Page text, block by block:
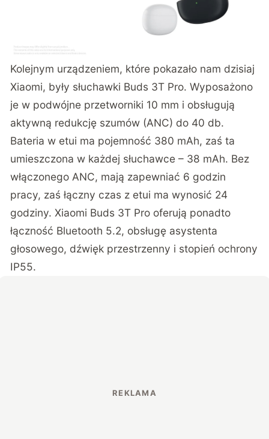
Kolejnym urządzeniem, które pokazało nam dzisiaj
Xiaomi, były słuchawki Buds 3T Pro. Wyposażono
je w podwójne przetworniki 10 mm i obsługują
aktywną redukcję szumów (ANC) do 40 db.
Bateria w etui ma pojemność 380 mAh, zaś ta
umieszczona w każdej słuchawce – 38 mAh. Bez
włączonego ANC, mają zapewniać 6 godzin
pracy, zaś łączny czas z etui ma wynosić 24
godziny. Xiaomi Buds 3T Pro oferują ponadto
łączność Bluetooth 5.2, obsługę asystenta
głosowego, dźwięk przestrzenny i stopień ochrony
IP55.